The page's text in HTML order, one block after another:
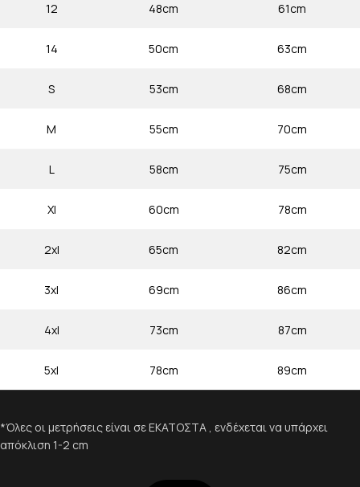
12 48cm 61cm
14 50cm 63cm
S 53cm 68cm
M 55cm 70cm
L 58cm 75cm
Xl 60cm 78cm
2xl 65cm 82cm
3xl 69cm 86cm
4xl 73cm 87cm
5xl 78cm 89cm
*Όλες οι μετρήσεις είναι σε ΕΚΑΤΟΣΤΑ , ενδέχεται να υπάρχει
απόκλιση 1-2 cm